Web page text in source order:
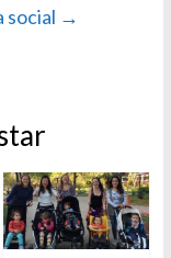
social →